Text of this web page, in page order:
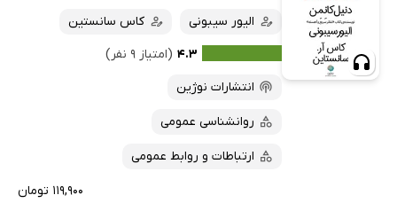
الیور سیبونی
کاس سانستین
۴.۳ (امتیاز ۹ نفر)
انتشارات نوژین
روانشناسی عمومی
ارتباطات و روابط عمومی
۱۱۹,۹۰۰ تومان